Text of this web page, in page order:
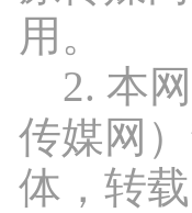
用。
2. 本网
传媒网
体，转